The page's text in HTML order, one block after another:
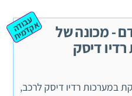
- מכונה של
דיסק
ע
ב
וד
ה
א
ק
ד
מ
ית
במערכות רדיו דיסק לרכב,